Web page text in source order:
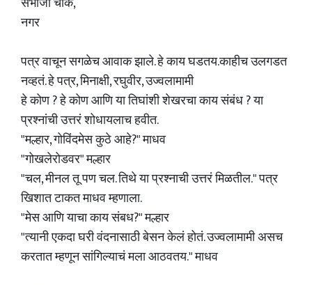
नगर
पत्र वाचून सगळेच आवाक झाले. हे काय घडतय.काहीच उलगडत
नव्हतं. हे पत्र, मिनाक्षी, रघुवीर, उज्वलामामी
हे कोण ? हे कोण आणि या तिघांशी शेखरचा काय संबंध ? या
प्रश्नांची उत्तरं शोधायलाच हवीत.
"मल्हार, गोविंदमेस कुठे आहे?" माधव
"गोखलेरोडवर" मल्हार
"चल, मीनल तू पण चल. तिथे या प्रश्नाची उत्तरं मिळतील." पत्र
खिशात टाकत माधव म्हणाला.
"मेस आणि याचा काय संबध?" मल्हार
"त्यानी एकदा घरी वंदनासाठी बेसन केलं होतं. उज्वलामामी असच
करतात म्हणून सांगिल्याचं मला आठवतय." माधव